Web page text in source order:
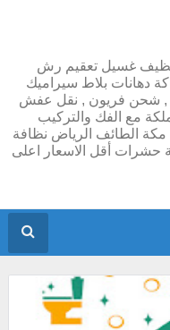
تنظيف غسيل تعقيم رش
دهانات بلاط سيراميك
, شحن فريون , نقل عفش
مع الفك والتركيب
الطائف الرياض نظافة
أقل الاسعار اعلى